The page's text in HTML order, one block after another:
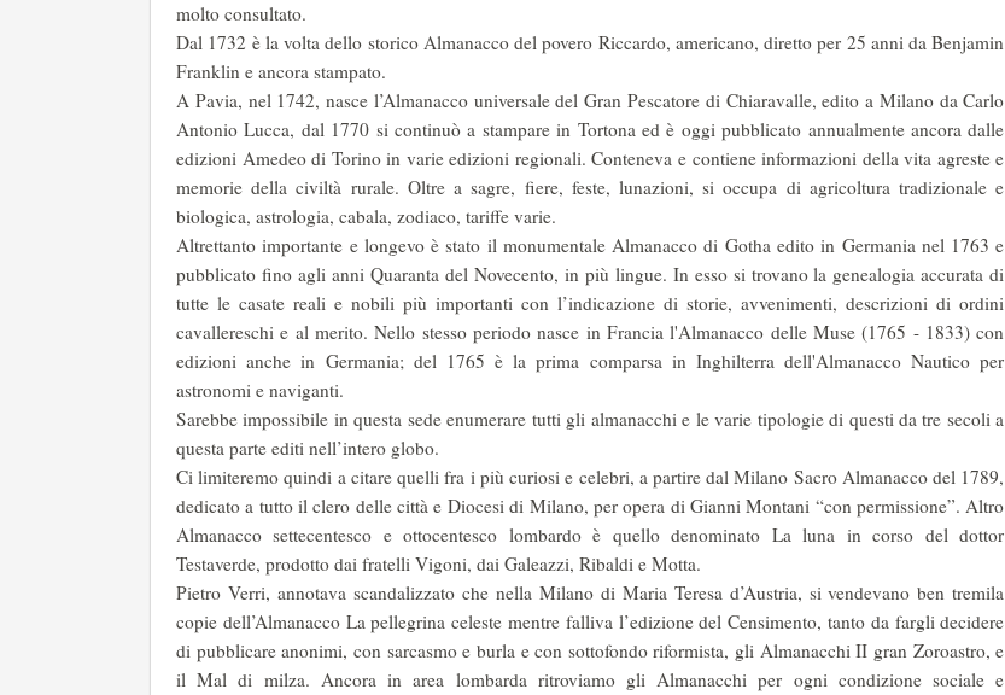
molto consultato.
Dal 1732 è la volta dello storico Almanacco del povero Riccardo, ameri­cano, diretto per 25 anni da Benjamin
Franklin e ancora stampato.
A Pavia, nel 1742, nasce l’Almanacco universale del Gran Pescatore di Chiaravalle, edito a Milano da Carlo
Antonio Lucca, dal 1770 si continuò a stampare in Tortona ed è oggi pubblicato annualmente ancora dalle
edizioni Amedeo di Torino in varie edizioni regionali. Conteneva e contiene informa­zioni della vita agreste e
memorie della civiltà rurale. Oltre a sagre, fiere, feste, lunazioni, si occupa di agricoltura tradizionale e
biologica, astrologia, cabala, zodiaco, tariffe varie.
Altrettanto importante e longevo è stato il monumentale Almanacco di Gotha edito in Germania nel 1763 e
pubblicato fino agli anni Quaranta del Novecento, in più lingue. In esso si trovano la genealogia accurata di
tutte le casate reali e no­bili più importanti con l’indicazione di storie, avvenimenti, descrizioni di ordini
cavallereschi e al merito. Nello stesso periodo nasce in Francia l'Almanacco delle Muse (1765 - 1833) con
edizioni anche in Germania; del 1765 è la prima comparsa in Inghilterra dell'Almanacco Nautico per
astronomi e naviganti.
Sarebbe impossibile in questa sede enumerare tutti gli almanacchi e le varie tipologie di questi da tre secoli a
questa parte editi nell’intero globo.
Ci limiteremo quindi a citare quelli fra i più curiosi e celebri, a partire dal Milano Sacro Almanacco del 1789,
dedicato a tutto il clero delle città e Diocesi di Milano, per opera di Gianni Montani “con permissione”. Altro
Almanacco settecentesco e ottocentesco lombardo è quello denominato La luna in corso del dottor
Testaverde, prodotto dai fratelli Vigoni, dai Galeazzi, Ribaldi e Motta.
Pietro Verri, annotava scandalizzato che nella Milano di Maria Teresa d’Au­stria, si vendevano ben tremila
copie dell’Almanacco La pellegrina celeste men­tre falliva l’edizione del Censimento, tanto da fargli decidere
di pubblicare anonimi, con sarcasmo e burla e con sottofondo riformista, gli Almanacchi II gran Zoroastro, e
il Mal di milza. Ancora in area lombarda ritroviamo gli Alma­nacchi per ogni condizione sociale e